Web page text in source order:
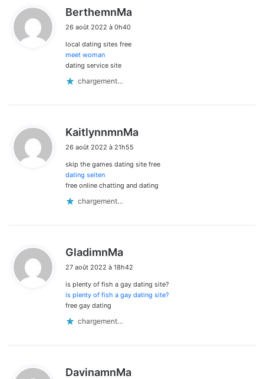
BerthemnMa
26 août 2022 à 0h40
local dating sites free
meet woman
dating service site
chargement…
KaitlynnmnMa
26 août 2022 à 21h55
skip the games dating site free
dating seiten
free online chatting and dating
chargement…
GladimnMa
t
:
27 août 2022 à 18h42
is plenty of fish a gay dating site?
is plenty of fish a gay dating site?
free gay dating
chargement…
DavinamnMa